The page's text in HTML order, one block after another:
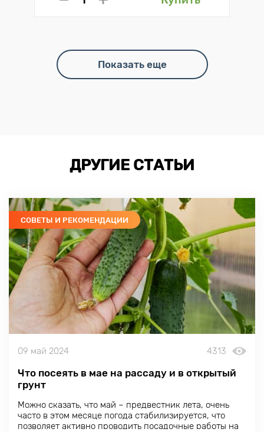
Показать еще
ДРУГИЕ СТАТЬИ
СОВЕТЫ И РЕКОМЕНДАЦИИ
09 май 2024 4313
Что посеять в мае на рассаду и в открытый
грунт
Можно сказать, что май – предвестник лета, очень
часто в этом месяце погода стабилизируется, что
позволяет активно проводить посадочные работы на